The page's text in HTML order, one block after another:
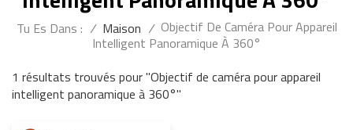
Tu Es Dans : / Maison / Objectif De Caméra Pour Appareil
Intelligent Panoramique À 360°
1 résultats trouvés pour "Objectif de caméra pour appareil
intelligent panoramique à 360°"